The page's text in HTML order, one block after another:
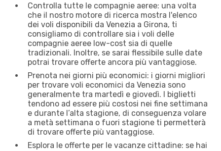
Controlla tutte le compagnie aeree: una volta
che il nostro motore di ricerca mostra l'elenco
dei voli disponibili da Venezia a Girona, ti
consigliamo di controllare sia i voli delle
compagnie aeree low-cost sia di quelle
tradizionali. Inoltre, se sarai flessibile sulle date
potrai trovare offerte ancora più vantaggiose.
Prenota nei giorni più economici: i giorni migliori
per trovare voli economici da Venezia sono
generalmente tra martedì e giovedì. I biglietti
tendono ad essere più costosi nei fine settimana
e durante l’alta stagione, di conseguenza volare
a metà settimana o fuori stagione ti permetterà
di trovare offerte più vantaggiose.
Esplora le offerte per le vacanze cittadine: se hai